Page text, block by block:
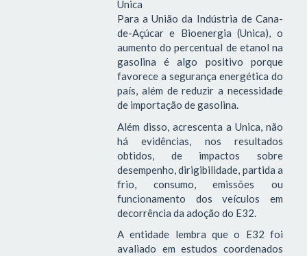
Unica
Para a União da Indústria de Cana-
de-Açúcar e Bioenergia (Unica), o
aumento do percentual de etanol na
gasolina é algo positivo porque
favorece a segurança energética do
país, além de reduzir a necessidade
de importação de gasolina.
Além disso, acrescenta a Unica, não
há evidências, nos resultados
obtidos, de impactos sobre
desempenho, dirigibilidade, partida a
frio, consumo, emissões ou
funcionamento dos veículos em
decorrência da adoção do E32.
A entidade lembra que o E32 foi
avaliado em estudos coordenados